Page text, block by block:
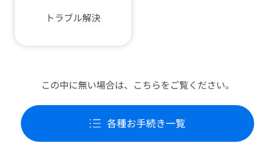
トラブル解決
この中に無い場合は、こちらをご覧ください。
各種お手続き一覧